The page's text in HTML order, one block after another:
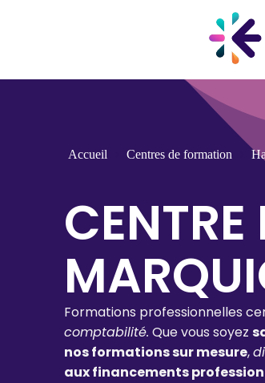
Accueil Centres de formation
Formations professionnelles
comptabilité. Que vous soyez
nos formations sur mesure,
aux financements